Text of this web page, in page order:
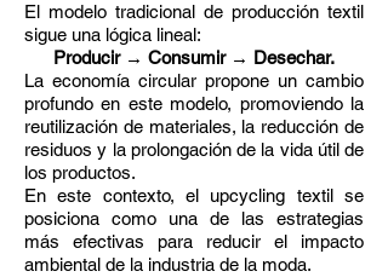
El modelo tradicional de producción textil
sigue una lógica lineal:
Producir → Consumir → Desechar.
La economía circular propone un cambio
profundo en este modelo, promoviendo la
reutilización de materiales, la reducción de
residuos y la prolongación de la vida útil de
los productos.
En este contexto, el upcycling textil se
posiciona como una de las estrategias
más efectivas para reducir el impacto
ambiental de la industria de la moda.